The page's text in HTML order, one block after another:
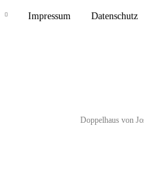
Impressum Datenschutz
Doppelhaus von